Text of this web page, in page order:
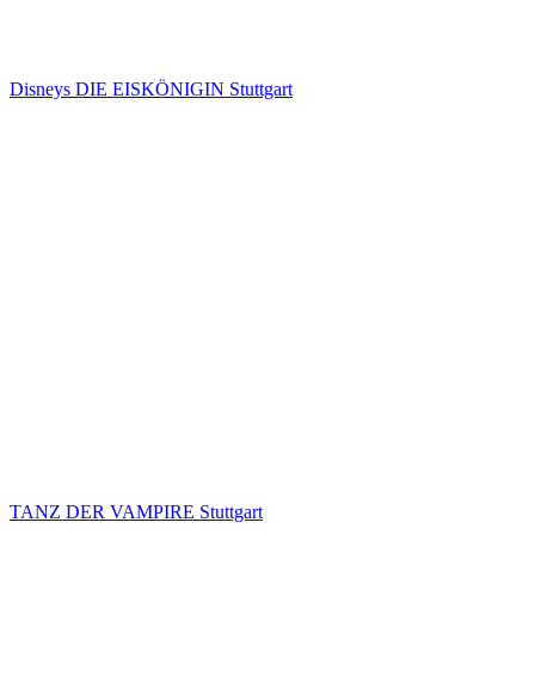
Disneys DIE EISKÖNIGIN Stuttgart
TANZ DER VAMPIRE Stuttgart